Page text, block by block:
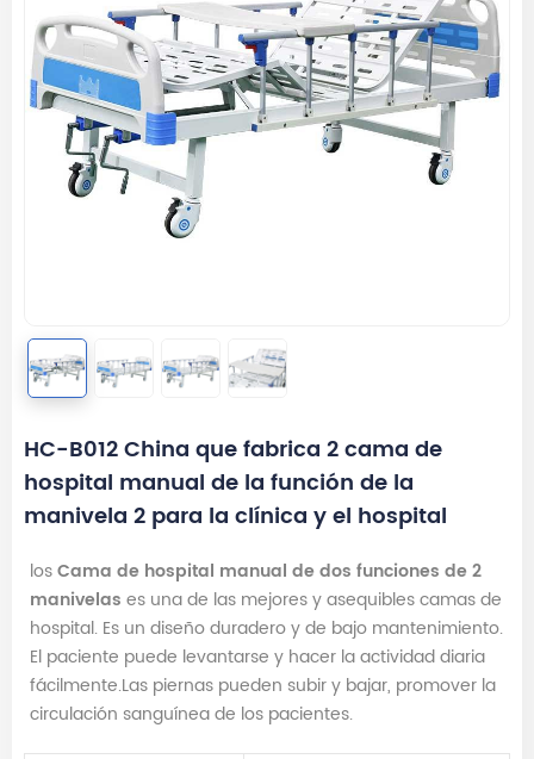
HC-B012 China que fabrica 2 cama de
hospital manual de la función de la
manivela 2 para la clínica y el hospital
losCama de hospital manual de dos funciones de 2
manivelas es una de las mejores y asequibles camas de
hospital. Es un diseño duradero y de bajo mantenimiento.
El paciente puede levantarse y hacer la actividad diaria
fácilmente.Las piernas pueden subir y bajar, promover la
circulación sanguínea de los pacientes.